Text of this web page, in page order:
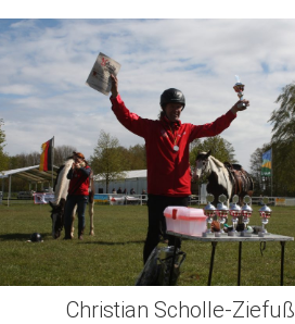
Christian Scholle-Ziefuß